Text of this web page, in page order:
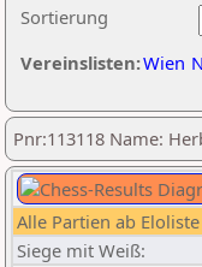
Sortierung
Vereinslisten:Wien
Pnr:113118 Name:
Alle Partien ab Eloliste
Siege mit Weiß: